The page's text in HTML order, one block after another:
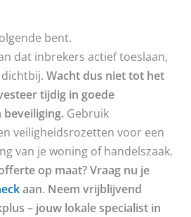
bent.
dat inbrekers actief toeslaan,
Wacht dus niet tot het
tijdig in goede
Gebruik
veiligheidsrozetten voor een
van je woning of handelszaak.
op maat? Vraag nu je
aan. Neem vrijblijvend
– jouw lokale specialist in